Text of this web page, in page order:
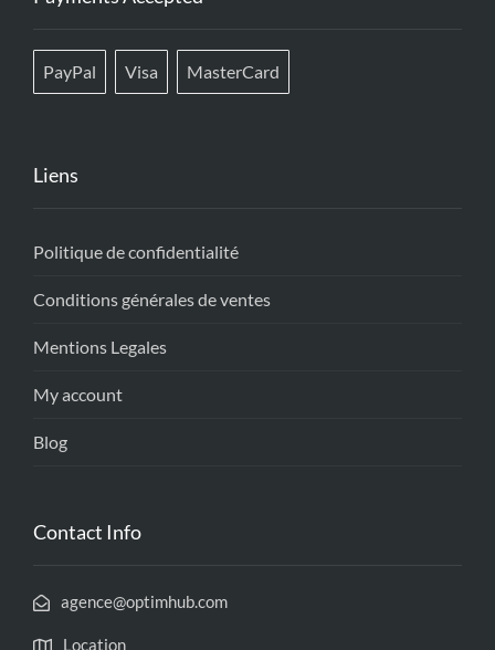
PayPal Visa MasterCard
Liens
Politique de confidentialité
Conditions générales de ventes
Mentions Legales
My account
Blog
Contact Info
agence@optimhub.com
Location